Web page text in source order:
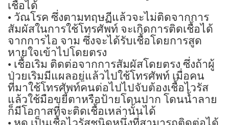
เชื้อได้
• วัณโรค ซึ่งตามทฤษฏีแล้วจะไม่ติดจากการ
สัมผัสในการใช้โทรศัพท์ จะเกิดการติดเชื้อได้
จากการไอ จาม ซึ่งจะได้รับเชื้อโดยการสูด
หายใจเข้าไปโดยตรง
• เชื้อเริม ติดต่อจากการสัมผัสโดยตรง ซึ่งถ้าผู้
ป่วยเริมมีแผลอยู่แล้วไปใช้โทรศัพท์ เมื่อคน
ที่มาใช้โทรศัพท์คนต่อไปไปจับต้องเชื้อไวรัส
แล้วใช้มือขยี้ตาหรือป้ายโดนปาก โดนน้ำลาย
ก็มีโอกาสที่จะติดเชื้อเหล่านั้นได้